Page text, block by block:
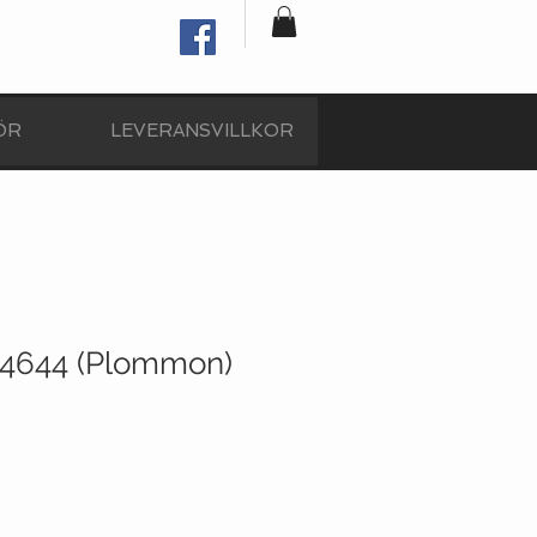
LEVERANSVILLKOR
(Plommon)